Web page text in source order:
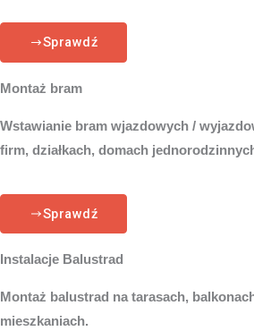
Sprawdź
Montaż bram
Wstawianie bram wjazdowych /
firm, działkach, domach
Sprawdź
Instalacje Balustrad
Montaż balustrad na tarasach,
mieszkaniach.